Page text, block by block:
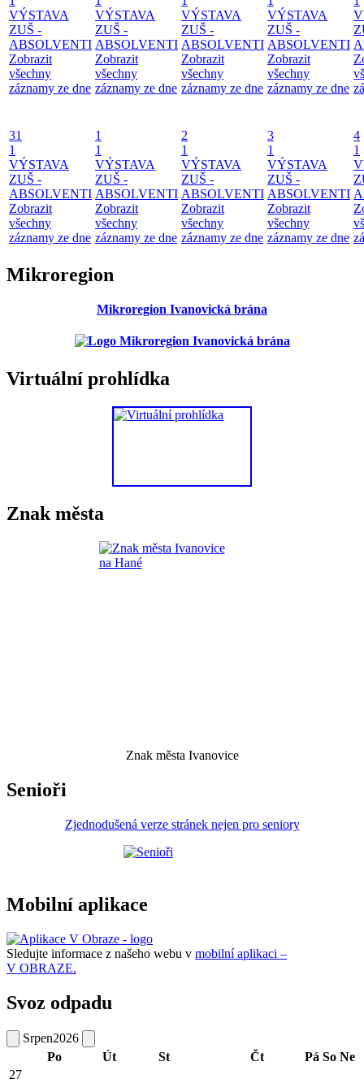
VÝSTAVA
ZUŠ -
ABSOLVENTI
Zobrazit
všechny
záznamy ze dne
VÝSTAVA
ZUŠ -
ABSOLVENTI
Zobrazit
všechny
záznamy ze dne
VÝSTAVA
ZUŠ -
ABSOLVENTI
Zobrazit
všechny
záznamy ze dne
VÝSTAVA
ZUŠ -
ABSOLVENTI
Zobrazit
všechny
záznamy ze dne
31
1
VÝSTAVA
ZUŠ -
ABSOLVENTI
Zobrazit
všechny
záznamy ze dne
1
1
VÝSTAVA
ZUŠ -
ABSOLVENTI
Zobrazit
všechny
záznamy ze dne
2
1
VÝSTAVA
ZUŠ -
ABSOLVENTI
Zobrazit
všechny
záznamy ze dne
3
1
VÝSTAVA
ZUŠ -
ABSOLVENTI
Zobrazit
všechny
záznamy ze dne
4
1
Mikroregion
Mikroregion Ivanovická brána
Virtuální prohlídka
Znak města
Znak města Ivanovice
Senioři
Zjednodušená verze stránek nejen pro seniory
Mobilní aplikace
Sledujte informace z našeho webu v mobilní aplikaci –
V OBRAZE.
Svoz odpadu
Srpen2026
Po
Út St Čt Pá So Ne
27